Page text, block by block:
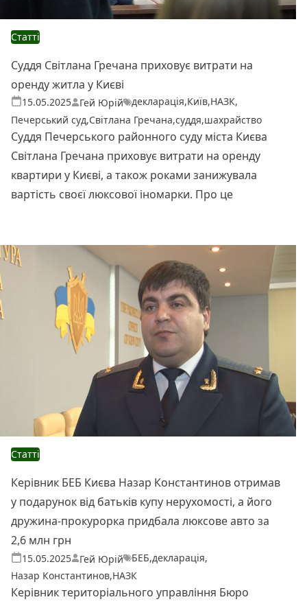
Статті
Суддя Світлана Гречана приховує витрати на
оренду житла у Києві
15.05.2025Опубліковано
Гей Юрій
Теги: декларація,Київ,НАЗК,
Печерський суд,Світлана Гречана,суддя,шахрайство
Суддя Печерського районного суду міста Києва
Світлана Гречана приховує витрати на оренду
квартири у Києві, а також роками занижувала
вартість своєї люксової іномарки. Про це
Статті
Керівник БЕБ Києва Назар Константинов отримав
у подарунок від батьків купу нерухомості, а його
дружина-прокурорка придбала люксове авто за
2,6 млн грн
15.05.2025Опубліковано
Гей Юрій
Теги: БЕБ,декларація,
Назар Константинов,НАЗК
Керівник територіального управління Бюро